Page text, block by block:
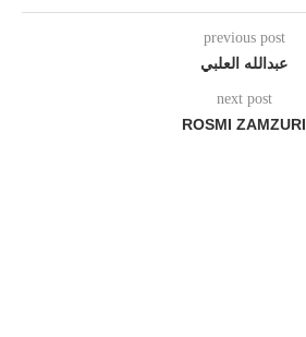
previous post
عبدالله العلبي
next post
ROSMI ZAMZURI